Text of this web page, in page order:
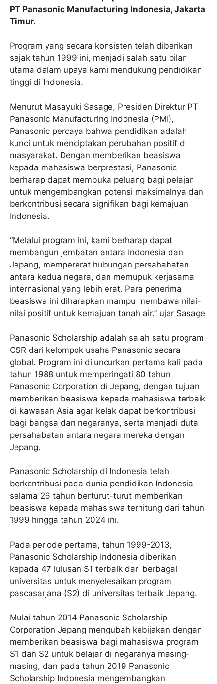
PT Panasonic Manufacturing Indonesia, Jakarta
Timur.
Program yang secara konsisten telah diberikan
sejak tahun 1999 ini, menjadi salah satu pilar
utama dalam upaya kami mendukung pendidikan
tinggi di Indonesia.
Menurut Masayuki Sasage, Presiden Direktur PT
Panasonic Manufacturing Indonesia (PMI),
Panasonic percaya bahwa pendidikan adalah
kunci untuk menciptakan perubahan positif di
masyarakat. Dengan memberikan beasiswa
kepada mahasiswa berprestasi, Panasonic
berharap dapat membuka peluang bagi pelajar
untuk mengembangkan potensi maksimalnya dan
berkontribusi secara signifikan bagi kemajuan
Indonesia.
“Melalui program ini, kami berharap dapat
membangun jembatan antara Indonesia dan
Jepang, mempererat hubungan persahabatan
antara kedua negara, dan memupuk kerjasama
internasional yang lebih erat. Para penerima
beasiswa ini diharapkan mampu membawa nilai-
nilai positif untuk kemajuan tanah air.” ujar Sasage
Panasonic Scholarship adalah salah satu program
CSR dari kelompok usaha Panasonic secara
global. Program ini diluncurkan pertama kali pada
tahun 1988 untuk memperingati 80 tahun
Panasonic Corporation di Jepang, dengan tujuan
memberikan beasiswa kepada mahasiswa terbaik
di kawasan Asia agar kelak dapat berkontribusi
bagi bangsa dan negaranya, serta menjadi duta
persahabatan antara negara mereka dengan
Jepang.
Panasonic Scholarship di Indonesia telah
berkontribusi pada dunia pendidikan Indonesia
selama 26 tahun berturut-turut memberikan
beasiswa kepada mahasiswa terhitung dari tahun
1999 hingga tahun 2024 ini.
Pada periode pertama, tahun 1999-2013,
Panasonic Scholarship Indonesia diberikan
kepada 47 lulusan S1 terbaik dari berbagai
universitas untuk menyelesaikan program
pascasarjana (S2) di universitas terbaik Jepang.
Mulai tahun 2014 Panasonic Scholarship
Corporation Jepang mengubah kebijakan dengan
memberikan beasiswa bagi mahasiswa program
S1 dan S2 untuk belajar di negaranya masing-
masing, dan pada tahun 2019 Panasonic
Scholarship Indonesia mengembangkan